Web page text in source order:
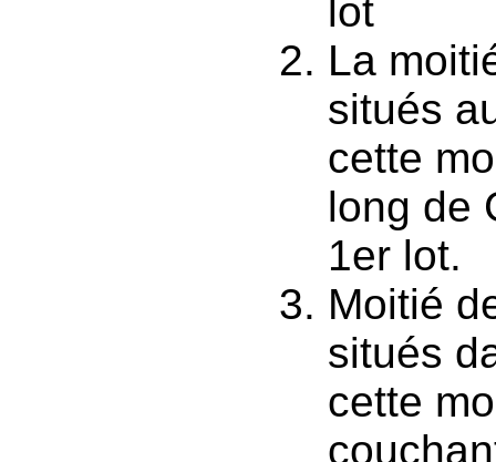
lot
La
situés
cette
long de
1er lot.
Moitié
situés
cette